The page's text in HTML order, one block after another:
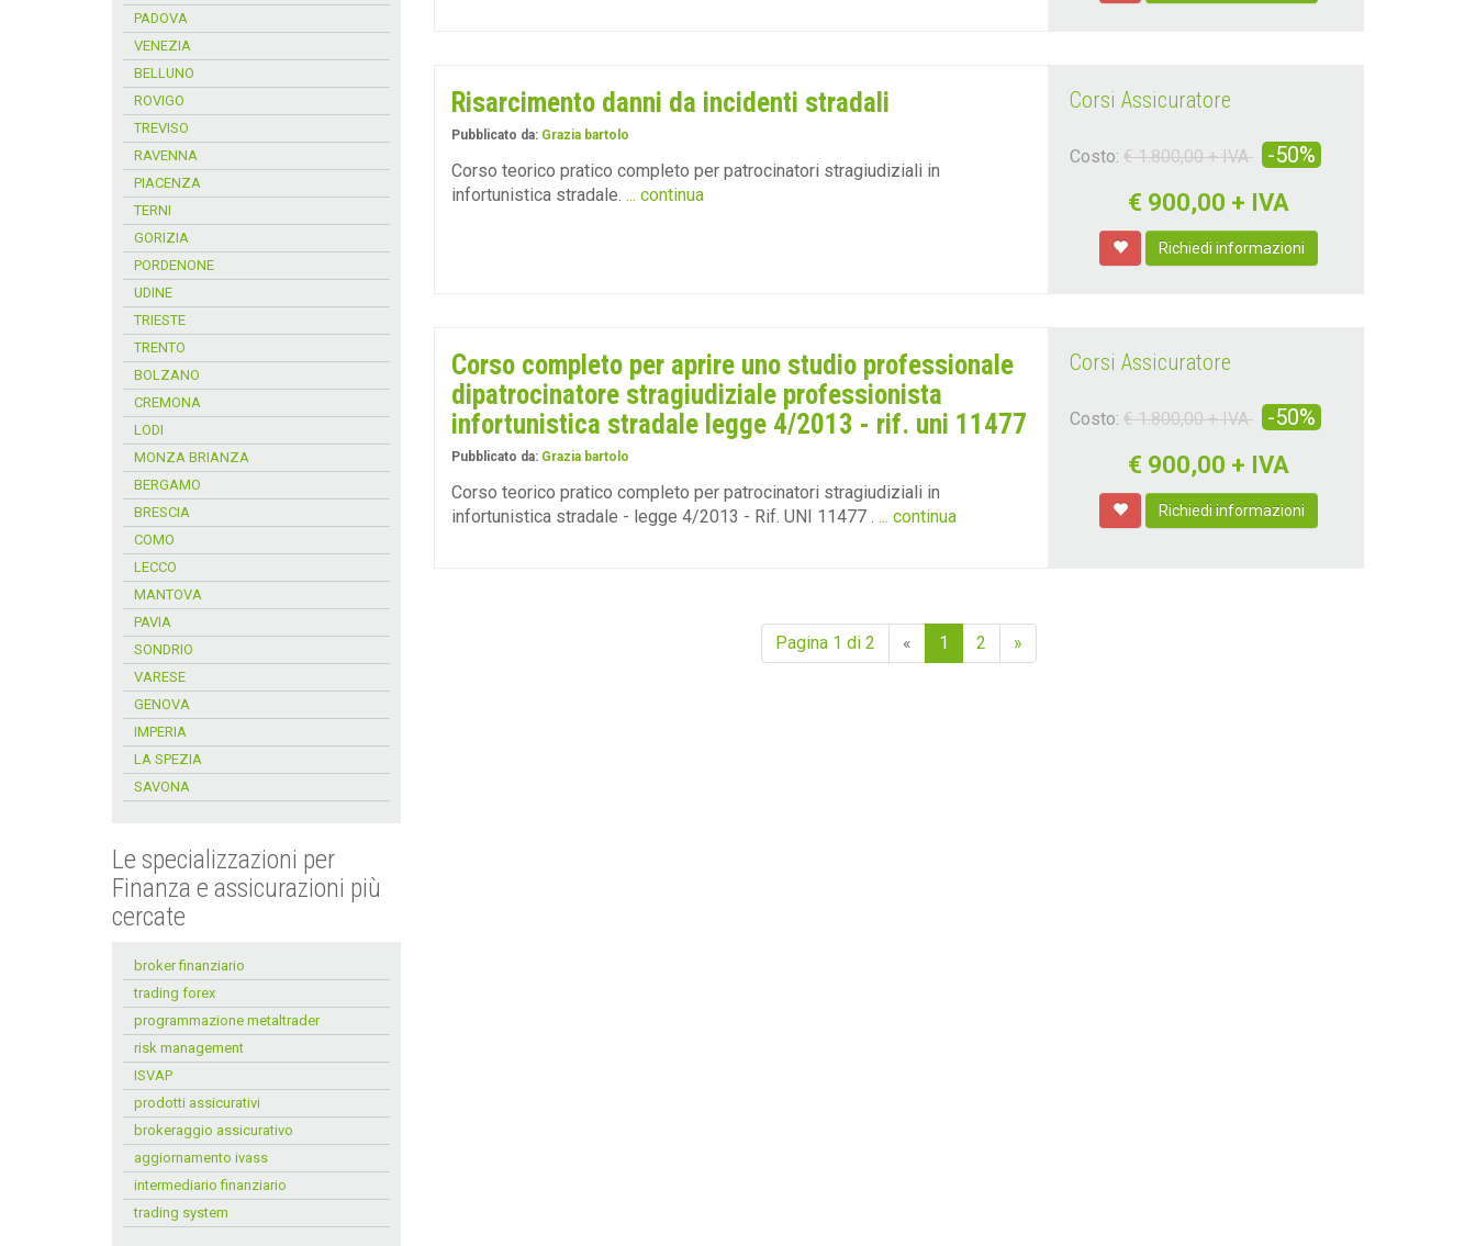
PADOVA
VENEZIA
BELLUNO
ROVIGO
TREVISO
RAVENNA
PIACENZA
TERNI
GORIZIA
PORDENONE
UDINE
TRIESTE
TRENTO
BOLZANO
CREMONA
LODI
MONZA BRIANZA
BERGAMO
BRESCIA
COMO
LECCO
MANTOVA
PAVIA
SONDRIO
VARESE
GENOVA
IMPERIA
LA SPEZIA
SAVONA
Le specializzazioni per
Finanza e assicurazioni più
cercate
broker finanziario
trading forex
programmazione metaltrader
risk management
ISVAP
prodotti assicurativi
brokeraggio assicurativo
aggiornamento ivass
intermediario finanziario
trading system
Risarcimento danni da incidenti stradali
Pubblicato da: Grazia bartolo
Corso teorico pratico completo per patrocinatori stragiudiziali in
infortunistica stradale. ... continua
Corsi Assicuratore
Costo: € 1.800,00 + IVA -50%
€ 900,00 + IVA
Richiedi informazioni
Corso completo per aprire uno studio professionale
dipatrocinatore stragiudiziale professionista
infortunistica stradale legge 4/2013 - rif. uni 11477
Pubblicato da: Grazia bartolo
Corso teorico pratico completo per patrocinatori stragiudiziali in
infortunistica stradale - legge 4/2013 - Rif. UNI 11477 . ... continua
Corsi Assicuratore
Costo: € 1.800,00 + IVA -50%
€ 900,00 + IVA
Richiedi informazioni
Pagina 1 di 2 « 1 2 »